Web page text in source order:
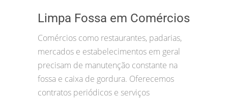
Limpa Fossa em Comércios
Comércios como restaurantes, padarias,
mercados e estabelecimentos em geral
precisam de manutenção constante na
fossa e caixa de gordura. Oferecemos
contratos periódicos e serviços